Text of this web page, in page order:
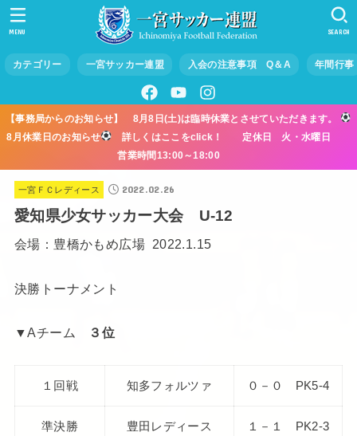
カテゴリー 一宮サッカー連盟 入会の注意事項 Q＆A 年間行事
SEARCH
MENU
【事務局からのお知らせ】 8月8日(土)は臨時休業とさせていただきます。
8月休業日のお知らせ
詳しくはここをclick！ 定休日 火・水曜日
営業時間13:00～18:00
一宮ＦＣレディース 2022.02.26
愛知県少女サッカー大会 U-12
会場：豊橋かもめ広場 2022.1.15
決勝トーナメント
▼Aチーム ３位
１回戦 知多フォルツァ ０－０ PK5-4
準決勝 豊田レディース １－１ PK2-3